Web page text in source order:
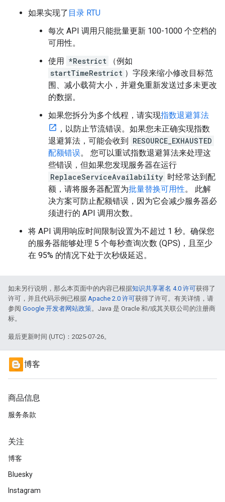
如果实现了 目录 RTU
每次 API 调用只能批量更新 100-1000 个空档的
可用性。
使用 *Restrict
（例如
startTimeRestrict ）字段来缩小修改目标范
围、减小载荷大小，并避免重新发送过多未更改
的数据。
如果您拆分为多个线程，请实现指数退避算法
，以防止节流错误。如果您未正确实现指数
退避算法，可能会收到 RESOURCE_EXHAUSTED
配额错误。 您可以重试指数退避算法来处理这
些错误，但如果您发现服务器在运行
ReplaceServiceAvailability 时经常达到配
额，请将服务器配置为批量替换可用性。 此解
决方案可防止配额错误，因为它会减少服务器必
须进行的 API 调用次数。
将 API 调用响应时间限制设置为不超过 1 秒。确保您
的服务器能够处理 5 个每秒查询次数 (QPS)，且至少
在 95% 的情况下处于次秒级延迟。
如未另行说明，那么本页面中的内容已根据知识共享署名 4.0 许可获得了
许可，并且代码示例已根据 Apache 2.0 许可获得了许可。有关详情，请
参阅 Google 开发者网站政策。Java 是 Oracle 和/或其关联公司的注册商
标。
最后更新时间 (UTC)：2025-07-26。
博客
商品信息
服务条款
关注
博客
Bluesky
Instagram